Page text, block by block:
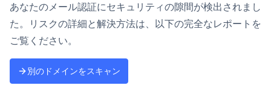
あなたのメール認証にセキュリティの隙間が検出されまし
た。リスクの詳細と解決方法は、以下の完全なレポートを
ご覧ください。
別のドメインをスキャン